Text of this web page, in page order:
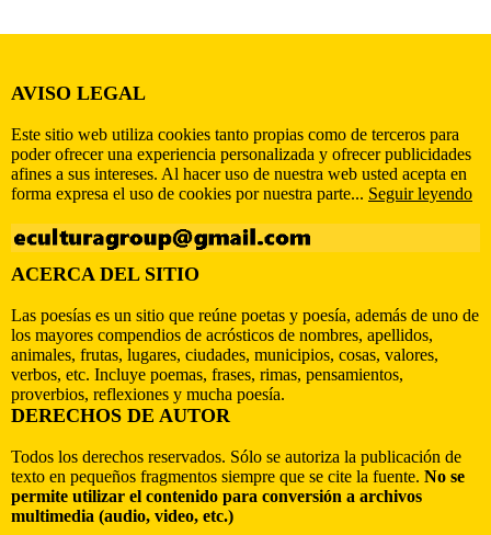
AVISO LEGAL
Este sitio web utiliza cookies tanto propias como de terceros para
poder ofrecer una experiencia personalizada y ofrecer publicidades
afines a sus intereses. Al hacer uso de nuestra web usted acepta en
forma expresa el uso de cookies por nuestra parte... Seguir leyendo
ACERCA DEL SITIO
Las poesías es un sitio que reúne poetas y poesía, además de uno de
los mayores compendios de acrósticos de nombres, apellidos,
animales, frutas, lugares, ciudades, municipios, cosas, valores,
verbos, etc. Incluye poemas, frases, rimas, pensamientos,
proverbios, reflexiones y mucha poesía.
DERECHOS DE AUTOR
Todos los derechos reservados. Sólo se autoriza la publicación de
texto en pequeños fragmentos siempre que se cite la fuente. No se
permite utilizar el contenido para conversión a archivos
multimedia (audio, video, etc.)